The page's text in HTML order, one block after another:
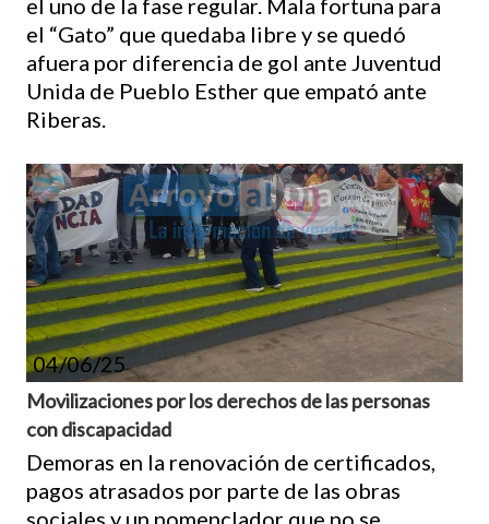
el uno de la fase regular. Mala fortuna para
el “Gato” que quedaba libre y se quedó
afuera por diferencia de gol ante Juventud
Unida de Pueblo Esther que empató ante
Riberas.
04/06/25
Movilizaciones por los derechos de las personas
con discapacidad
Demoras en la renovación de certificados,
pagos atrasados por parte de las obras
sociales y un nomenclador que no se